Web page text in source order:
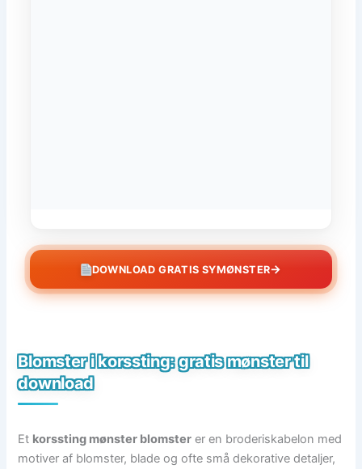
DOWNLOAD GRATIS SYMØNSTER→
Blomster i korssting: gratis mønster til
download
Et korssting mønster blomster er en broderiskabelon med
motiver af blomster, blade og ofte små dekorative detaljer,